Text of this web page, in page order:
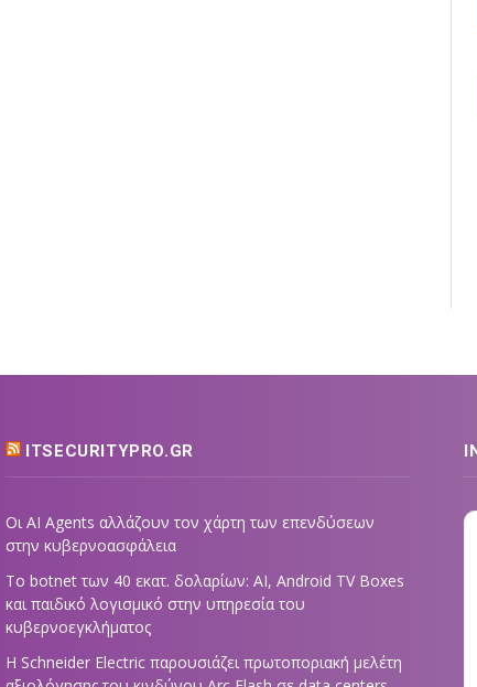
ITSECURITYPRO.GR
Οι AI Agents αλλάζουν τον χάρτη των επενδύσεων
στην κυβερνοασφάλεια
Το botnet των 40 εκατ. δολαρίων: AI, Android TV Boxes
και παιδικό λογισμικό στην υπηρεσία του
κυβερνοεγκλήματος
Η Schneider Electric παρουσιάζει πρωτοποριακή μελέτη